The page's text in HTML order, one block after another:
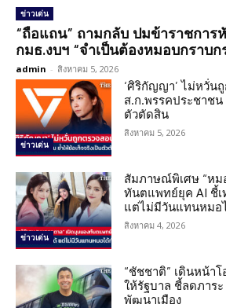
ข่าวเด่น
“ถือแถน” ถามกลับ ปมข้าราชการหั
กมธ.งบฯ “จำเป็นต้องหมอบกราบก
admin - สิงหาคม 5, 2026
ข่าวเด่น
‘ศิริกัญญา’ ไม่หวั่น
ส.ก.พรรคประชาชน
ตัวตัดสิน
สิงหาคม 5, 2026
ข่าวเด่น
สัมภาษณ์พิเศษ “หม
ทันตแพทย์ยุค AI ชี้
แต่ไม่มีวันแทนหมอ
สิงหาคม 4, 2026
“ชัชชาติ” เดินหน้า
ให้รัฐบาล ชี้ลดภาร
พัฒนาเมือง